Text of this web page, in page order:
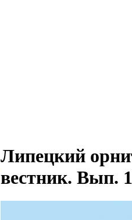
Липецкий
вестник. Вып.